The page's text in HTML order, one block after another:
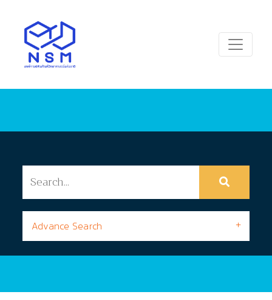
Advance Search